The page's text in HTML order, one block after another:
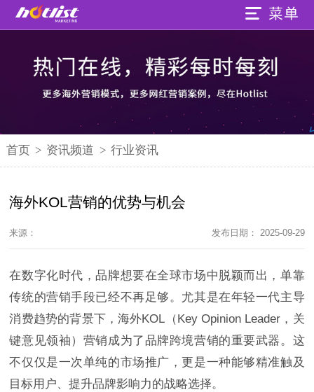
首页 > 资讯频道 > 行业资讯
海外KOL营销的优势与机会
来源： 发布日期： 2025-09-29
在数字化时代，品牌想要在全球市场中脱颖而出，单靠
传统的营销手段已经不再足够。尤其是在年轻一代主导
消费趋势的背景下，海外KOL（Key Opinion Leader，关
键意见领袖）营销成为了品牌跨境营销的重要武器。这
不仅仅是一次单纯的市场推广，更是一种能够精准触及
目标用户、提升品牌影响力的战略选择。